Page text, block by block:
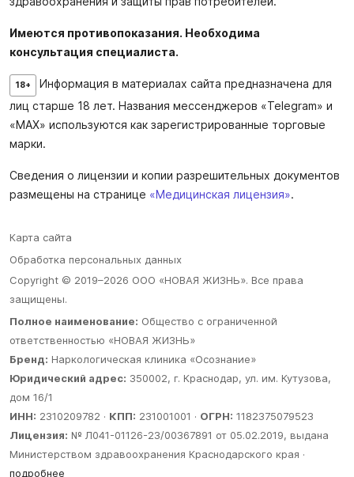
Имеются противопоказания. Необходима
консультация специалиста.
18+
Информация в материалах сайта предназначена для
лиц старше 18 лет. Названия мессенджеров «Telegram» и
«MAX» используются как зарегистрированные торговые
марки.
Сведения о лицензии и копии разрешительных документов
размещены на странице «Медицинская лицензия».
Copyright © 2019–2026 ООО «НОВАЯ ЖИЗНЬ». Все права
защищены.
Полное наименование: Общество с ограниченной
ответственностью «НОВАЯ ЖИЗНЬ»
Бренд: Наркологическая клиника «Осознание»
Юридический адрес: 350002, г. Краснодар, ул. им. Кутузова,
дом 16/1
ИНН: 2310209782 · КПП: 231001001 · ОГРН: 1182375079523
Лицензия: № Л041-01126-23/00367891 от 05.02.2019, выдана
Министерством здравоохранения Краснодарского края ·
подробнее
Карта сайта
Обработка персональных данных